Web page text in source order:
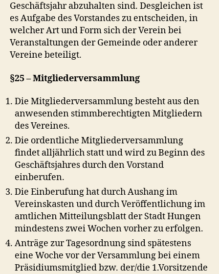
Geschäftsjahr abzuhalten sind. Desgleichen ist
es Aufgabe des Vorstandes zu entscheiden, in
welcher Art und Form sich der Verein bei
Veranstaltungen der Gemeinde oder anderer
Vereine beteiligt.
§25 – Mitgliederversammlung
Die Mitgliederversammlung besteht aus den
anwesenden stimmberechtigten Mitgliedern
des Vereines.
Die ordentliche Mitgliederversammlung
findet alljährlich statt und wird zu Beginn des
Geschäftsjahres durch den Vorstand
einberufen.
Die Einberufung hat durch Aushang im
Vereinskasten und durch Veröffentlichung im
amtlichen Mitteilungsblatt der Stadt Hungen
mindestens zwei Wochen vorher zu erfolgen.
Anträge zur Tagesordnung sind spätestens
eine Woche vor der Versammlung bei einem
Präsidiumsmitglied bzw. der/die 1.Vorsitzende